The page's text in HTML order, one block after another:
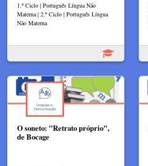
1.º Ciclo | Português Língua Não
Materna | 2.º Ciclo | Português Língua
Não Materna
O soneto: "Retrato próprio",
de Bocage